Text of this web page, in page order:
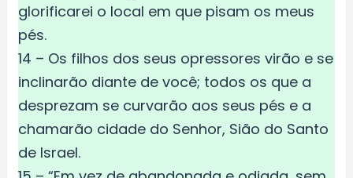
glorificarei o local em que pisam os meus
pés.
14 – Os filhos dos seus opressores virão e se
inclinarão diante de você; todos os que a
desprezam se curvarão aos seus pés e a
chamarão cidade do Senhor, Sião do Santo
de Israel.